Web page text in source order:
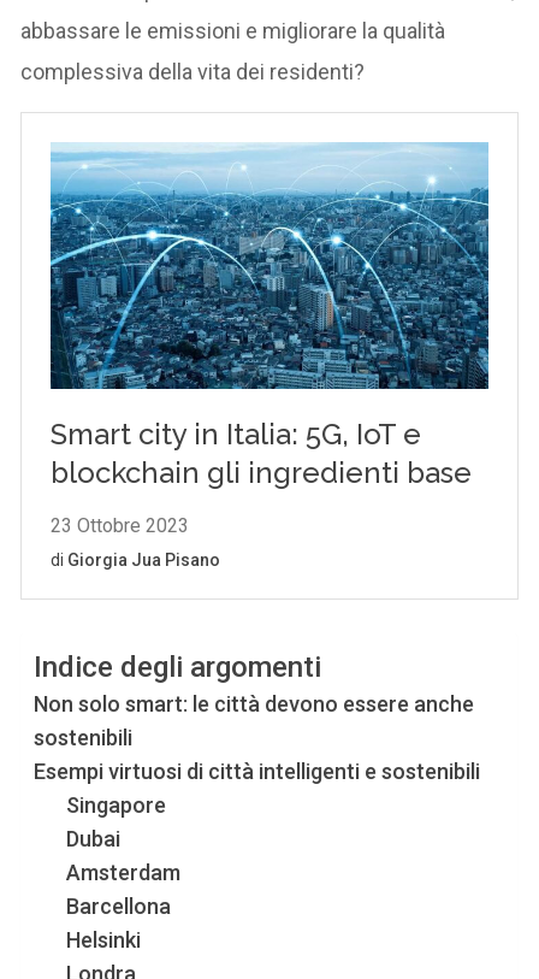
abbassare le emissioni e migliorare la qualità
complessiva della vita dei residenti?
Indice degli argomenti
Non solo smart: le città devono essere anche
sostenibili
Esempi virtuosi di città intelligenti e sostenibili
Singapore
Dubai
Amsterdam
Barcellona
Helsinki
Londra